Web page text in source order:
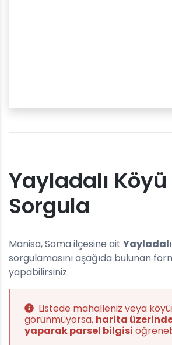
Yayladalı
Sorgula
Manisa, Soma ilçesine ait
sorgulamasını aşağıda bulunan
yapabilirsiniz.
Listede mahalleniz veya
görünmüyorsa, harita
yaparak parsel bilgisi